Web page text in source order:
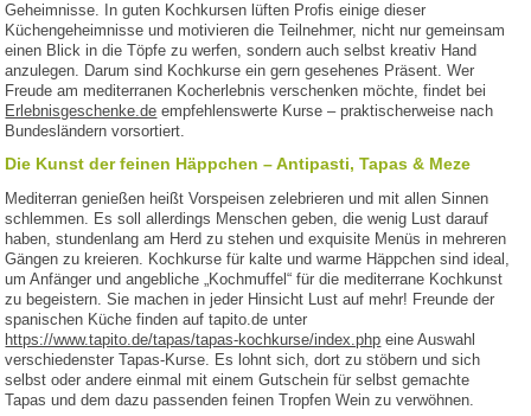
Geheimnisse. In guten Kochkursen lüften Profis einige dieser
Küchengeheimnisse und motivieren die Teilnehmer, nicht nur gemeinsam
einen Blick in die Töpfe zu werfen, sondern auch selbst kreativ Hand
anzulegen. Darum sind Kochkurse ein gern gesehenes Präsent. Wer
Freude am mediterranen Kocherlebnis verschenken möchte, findet bei
Erlebnisgeschenke.de empfehlenswerte Kurse – praktischerweise nach
Bundesländern vorsortiert.
Die Kunst der feinen Häppchen – Antipasti, Tapas & Meze
Mediterran genießen heißt Vorspeisen zelebrieren und mit allen Sinnen
schlemmen. Es soll allerdings Menschen geben, die wenig Lust darauf
haben, stundenlang am Herd zu stehen und exquisite Menüs in mehreren
Gängen zu kreieren. Kochkurse für kalte und warme Häppchen sind ideal,
um Anfänger und angebliche „Kochmuffel“ für die mediterrane Kochkunst
zu begeistern. Sie machen in jeder Hinsicht Lust auf mehr! Freunde der
spanischen Küche finden auf tapito.de unter
https://www.tapito.de/tapas/tapas-kochkurse/index.php eine Auswahl
verschiedenster Tapas-Kurse. Es lohnt sich, dort zu stöbern und sich
selbst oder andere einmal mit einem Gutschein für selbst gemachte
Tapas und dem dazu passenden feinen Tropfen Wein zu verwöhnen.